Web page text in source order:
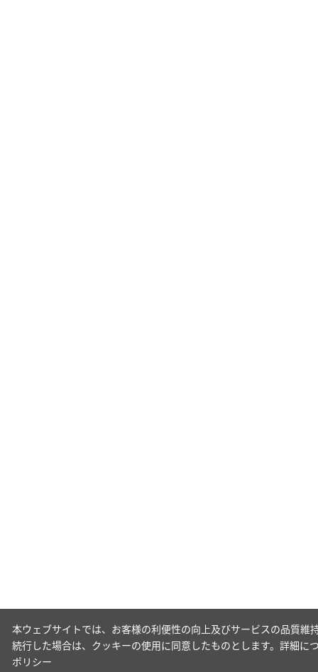
本ウェブサイトでは、お客様の利便性の向上及びサービスの品質
続行した場合は、クッキーの使用に同意したものとします。詳細
ポリシー